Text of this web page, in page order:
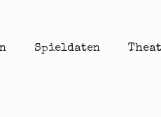
Spieldaten